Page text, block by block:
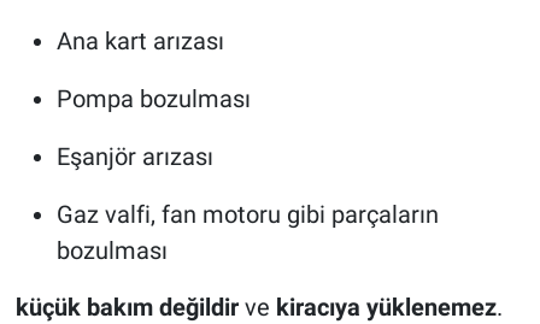
Ana kart arızası
Pompa bozulması
Eşanjör arızası
Gaz valfi, fan motoru gibi parçaların
bozulması
küçük bakım değildirve kiracıya yüklenemez.